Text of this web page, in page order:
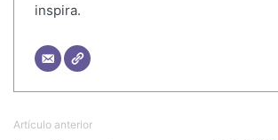
inspira.
Artículo anterior